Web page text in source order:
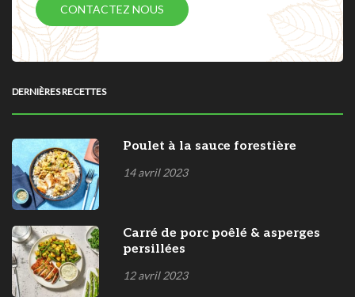
CONTACTEZ NOUS
DERNIÈRES RECETTES
Poulet à la sauce forestière
14 avril 2023
Carré de porc poêlé & asperges
persillées
12 avril 2023